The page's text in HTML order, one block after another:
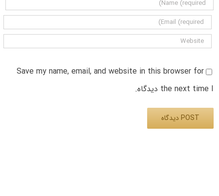
Save my name, email, and website in this browser for
the next time I دیدگاه.